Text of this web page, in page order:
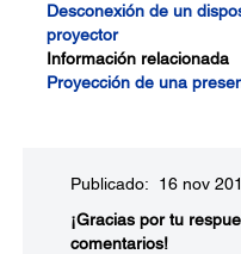
Desconexión de un
proyector
Información relacionada
Proyección de una
Publicado: 16 nov
¡Gracias por tu
comentarios!